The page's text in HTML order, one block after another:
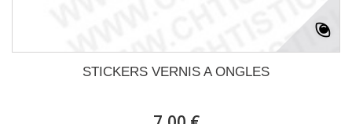
STICKERS VERNIS A ONGLES